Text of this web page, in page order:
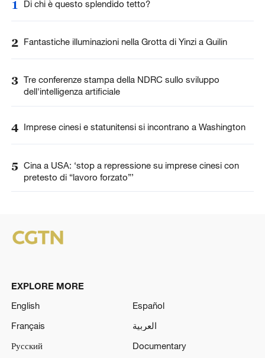
1 Di chi è questo splendido tetto?
2 Fantastiche illuminazioni nella Grotta di Yinzi a Guilin
3 Tre conferenze stampa della NDRC sullo sviluppo
dell'intelligenza artificiale
4 Imprese cinesi e statunitensi si incontrano a Washington
5 Cina a USA: ‘stop a repressione su imprese cinesi con
pretesto di “lavoro forzato”’
EXPLORE MORE
English
Español
Français
العربية
Русский
Documentary